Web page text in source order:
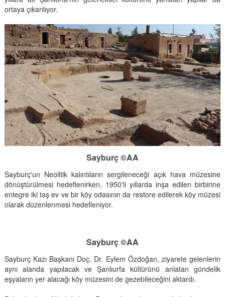
ortaya çıkarılıyor.
Sayburç ©AA
Sayburç'un Neolitik kalıntıların sergileneceği açık hava müzesine
dönüştürülmesi hedeflenirken, 1950'li yıllarda inşa edilen birbirine
entegre iki taş ev ve bir köy odasının da restore edilerek köy müzesi
olarak düzenlenmesi hedefleniyor.
Sayburç ©AA
Sayburç Kazı Başkanı Doç. Dr. Eylem Özdoğan, ziyarete gelenlerin
aynı alanda yapılacak ve Şanlıurfa kültürünü anlatan gündelik
eşyaların yer alacağı köy müzesini de gezebileceğini aktardı.